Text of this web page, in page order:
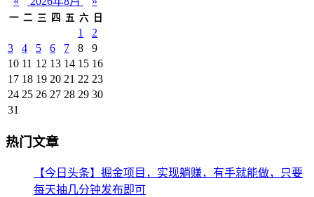
一 二 三 四 五 六 日
1
2
3
4 5 6 7 8
9
10 11 12 13 14 15 16
17 18 19 20 21 22 23
24 25 26 27 28 29 30
31
热门文章
【今日头条】掘金项目，实现躺赚，有手就能做，只要
每天抽几分钟发布即可